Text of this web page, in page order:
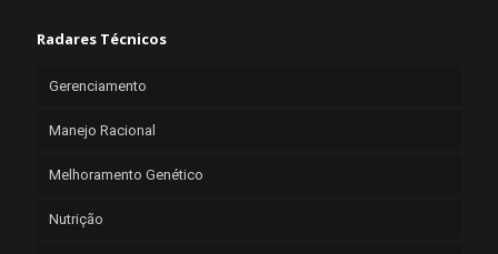
Radares Técnicos
Gerenciamento
Manejo Racional
Melhoramento Genético
Nutrição